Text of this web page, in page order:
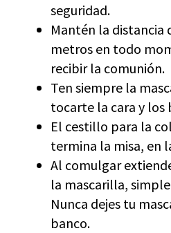
seguridad.
Mantén la distancia
metros en todo
recibir la comunión.
Ten siempre la
tocarte la cara y los
El cestillo para la
termina la misa, en
Al comulgar
la mascarilla,
Nunca dejes tu
banco.